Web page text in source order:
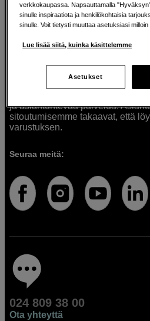
Olemme Scandinavian Photolla
auttaneet luovia ihmisiä
Tarjoamme inspiraatiota,
muun muassa valokuvauksen,
musiikin ja taiteen harrastajia.
muuttuvat todellisuudeksi.
ja asiantuntevaa palvelua.
sitoutumisemme takaavat, että
varustuksen.
Seuraa meitä:
024 809 38 00
Ota yhteyttä
verkkokaupassa. Napsauttamalla
sinulle inspiraatiota ja henkilökohtaisia
sinulle. Voit tietysti muuttaa asetuksiasi milloin
Lue lisää siitä, kuinka käsittelemme
Asetukset